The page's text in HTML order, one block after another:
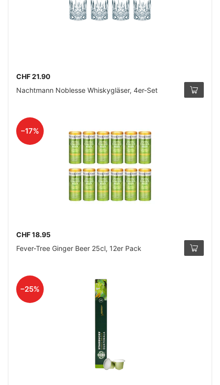
CHF 21.90
Nachtmann Noblesse Whiskygläser, 4er-Set
–17%
CHF 18.95
Fever-Tree Ginger Beer 25cl, 12er Pack
–25%